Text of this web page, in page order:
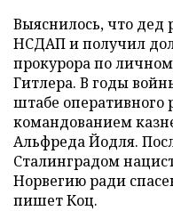
Выяснилось, что дед
НСДАП и получил
прокурора по
Гитлера. В годы
штабе оперативного
командованием
Альфреда Йодля.
Сталинградом
Норвегию ради
пишет Коц.